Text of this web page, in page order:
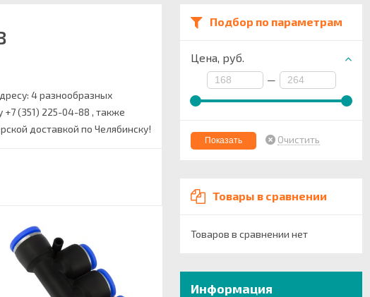
Подбор по параметрам
Цена, руб.
—
Очистить
Товары в сравнении
Товаров в сравнении нет
Информация
4 разнообразных
+7 (351) 225-04-88 , также
доставкой по Челябинску!